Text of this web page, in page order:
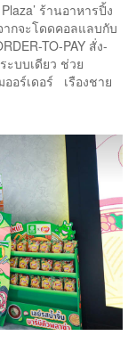
ร้านอาหารปิ้ง
ากจะโดดคอลแลบกับ
TO-PAY สั่ง-
ะบบเดียว ช่วย
อร์เดอร์ เรืองชาย